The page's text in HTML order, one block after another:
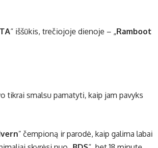
“ iššūkis, trečiojoje dienoje – „Ramboot
tikrai smalsu pamatyti, kaip jam pavyks
“ čempioną ir parodė, kaip galima labai